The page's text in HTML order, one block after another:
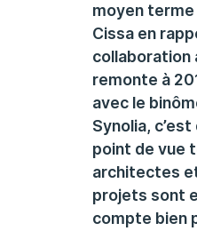
moyen
Cissa en
collaboration
remonte à
avec le
Synolia, c’est
point de vue
architectes
projets sont
compte bien